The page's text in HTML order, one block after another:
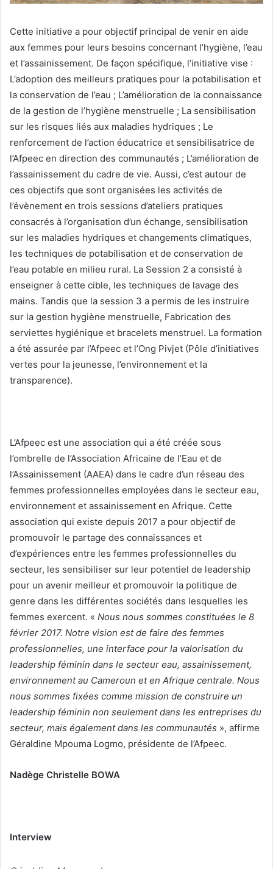
Cette initiative a pour objectif principal de venir en aide
aux femmes pour leurs besoins concernant l’hygiène, l’eau
et l’assainissement. De façon spécifique, l’initiative vise :
L’adoption des meilleurs pratiques pour la potabilisation et
la conservation de l’eau ; L’amélioration de la connaissance
de la gestion de l’hygiène menstruelle ; La sensibilisation
sur les risques liés aux maladies hydriques ; Le
renforcement de l’action éducatrice et sensibilisatrice de
l’Afpeec en direction des communautés ; L’amélioration de
l’assainissement du cadre de vie. Aussi, c’est autour de
ces objectifs que sont organisées les activités de
l’évènement en trois sessions d’ateliers pratiques
consacrés à l’organisation d’un échange, sensibilisation
sur les maladies hydriques et changements climatiques,
les techniques de potabilisation et de conservation de
l’eau potable en milieu rural. La Session 2 a consisté à
enseigner à cette cible, les techniques de lavage des
mains. Tandis que la session 3 a permis de les instruire
sur la gestion hygiène menstruelle, Fabrication des
serviettes hygiénique et bracelets menstruel. La formation
a été assurée par l’Afpeec et l’Ong Pivjet (Pôle d’initiatives
vertes pour la jeunesse, l’environnement et la
transparence).
L’Afpeec est une association qui a été créée sous
l’ombrelle de l’Association Africaine de l’Eau et de
l’Assainissement (AAEA) dans le cadre d’un réseau des
femmes professionnelles employées dans le secteur eau,
environnement et assainissement en Afrique. Cette
association qui existe depuis 2017 a pour objectif de
promouvoir le partage des connaissances et
d’expériences entre les femmes professionnelles du
secteur, les sensibiliser sur leur potentiel de leadership
pour un avenir meilleur et promouvoir la politique de
genre dans les différentes sociétés dans lesquelles les
femmes exercent. « Nous nous sommes constituées le 8
février 2017. Notre vision est de faire des femmes
professionnelles, une interface pour la valorisation du
leadership féminin dans le secteur eau, assainissement,
environnement au Cameroun et en Afrique centrale. Nous
nous sommes fixées comme mission de construire un
leadership féminin non seulement dans les entreprises du
secteur, mais également dans les communautés », affirme
Géraldine Mpouma Logmo, présidente de l’Afpeec.
Nadège Christelle BOWA
Interview